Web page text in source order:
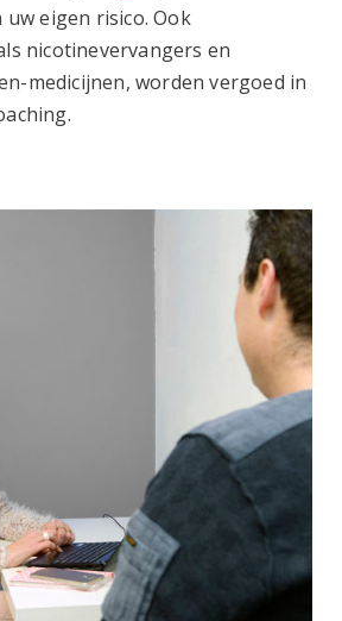
eigen risico. Ook
nicotinevervangers en
medicijnen, worden vergoed in